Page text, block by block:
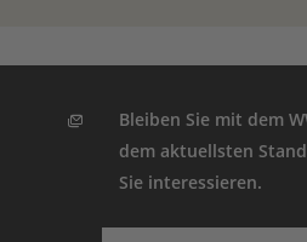
Versanddienstleister
Auftragsverarbeitung
Weitere Einzelheiten
Bleiben Sie mit dem
dem aktuellsten
Sie interessieren.